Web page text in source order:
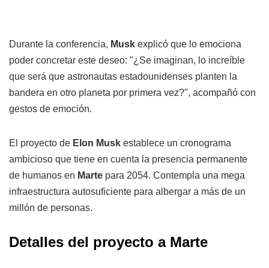
Durante la conferencia, Musk explicó que lo emociona
poder concretar este deseo: "¿Se imaginan, lo increíble
que será que astronautas estadounidenses planten la
bandera en otro planeta por primera vez?", acompañó con
gestos de emoción.
El proyecto de Elon Musk establece un cronograma
ambicioso que tiene en cuenta la presencia permanente
de humanos en Marte para 2054. Contempla una mega
infraestructura autosuficiente para albergar a más de un
millón de personas.
Detalles del proyecto a Marte